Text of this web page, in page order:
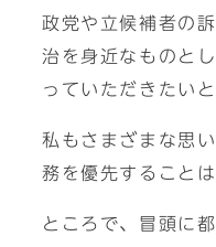
政党や立候補者の
治を身近なものと
っていただきたい
私もさまざまな思
務を優先すること
ところで、冒頭に